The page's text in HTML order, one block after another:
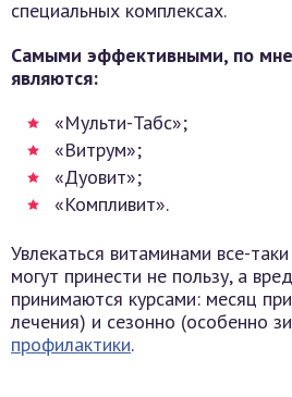
специальных комплексах.
Самыми эффективными, по
являются:
«Мульти-Табс»;
«Витрум»;
«Дуовит»;
«Компливит».
Увлекаться витаминами все-
могут принести не пользу, а
принимаются курсами: месяц
лечения) и сезонно (особенно
профилактики.